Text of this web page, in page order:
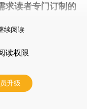
求读者专门订制的
续阅读
读权限
升级